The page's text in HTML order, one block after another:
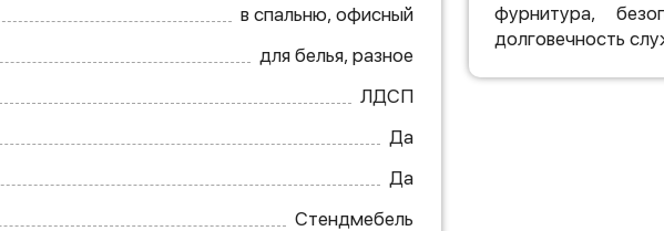
в спальню, офисный
для белья, разное
ЛДСП
Да
Да
Стендмебель
фурнитура,
долговечность